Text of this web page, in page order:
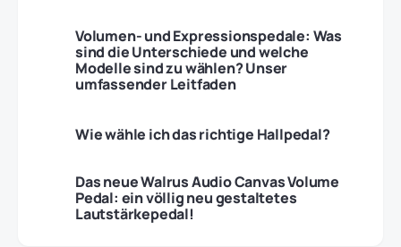
Volumen- und Expressionspedale: Was
sind die Unterschiede und welche
Modelle sind zu wählen? Unser
umfassender Leitfaden
Wie wähle ich das richtige Hallpedal?
Das neue Walrus Audio Canvas Volume
Pedal: ein völlig neu gestaltetes
Lautstärkepedal!